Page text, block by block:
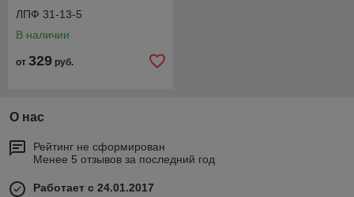
ЛПФ 31-13-5
В наличии
от 329 руб.
О нас
Рейтинг не сформирован
Менее 5 отзывов за последний год
Работает с 24.01.2017